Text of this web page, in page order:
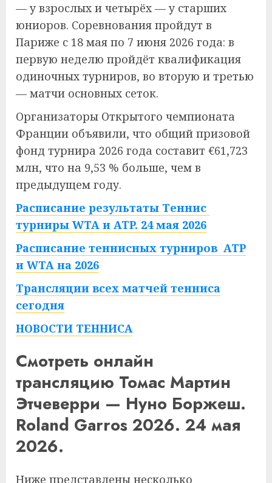
— у взрослых и четырёх — у старших
юниоров. Соревнования пройдут в
Париже с 18 мая по 7 июня 2026 года: в
первую неделю пройдёт квалификация
одиночных турниров, во вторую и третью
— матчи основных сеток.
Организаторы Открытого чемпионата
Франции объявили, что общий призовой
фонд турнира 2026 года составит €61,723
млн, что на 9,53 % больше, чем в
предыдущем году.
Расписание результаты Теннис
турниры WTA и ATP. 24 мая 2026
Расписание теннисных турниров ATP
и WTA на 2026
Трансляции всех матчей тенниса
сегодня
НОВОСТИ ТЕННИСА
Смотреть онлайн
трансляцию Томас Мартин
Этчеверри — Нуно Боржеш.
Roland Garros 2026. 24 мая
2026.
Ниже представлены несколько